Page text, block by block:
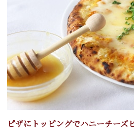
ピザにトッピングでハニーチーズ